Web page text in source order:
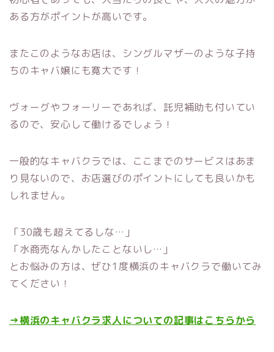
ある方がポイントが高いです。
またこのようなお店は、シングルマザーのような子持
ちのキャバ嬢にも寛大です！
ヴォーグやフォーリーであれば、託児補助も付いてい
るので、安心して働けるでしょう！
一般的なキャバクラでは、ここまでのサービスはあま
り見ないので、お店選びのポイントにしても良いかも
しれません。
「30歳も超えてるしな…」
「水商売なんかしたことないし…」
とお悩みの方は、ぜひ1度横浜のキャバクラで働いてみ
てください！
→横浜のキャバクラ求人についての記事はこちらから